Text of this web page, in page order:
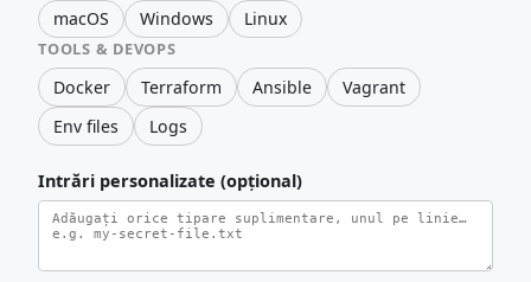
macOS Windows Linux
TOOLS & DEVOPS
Docker Terraform Ansible
Vagrant
Env files
Logs
Intrări personalizate (opțional)